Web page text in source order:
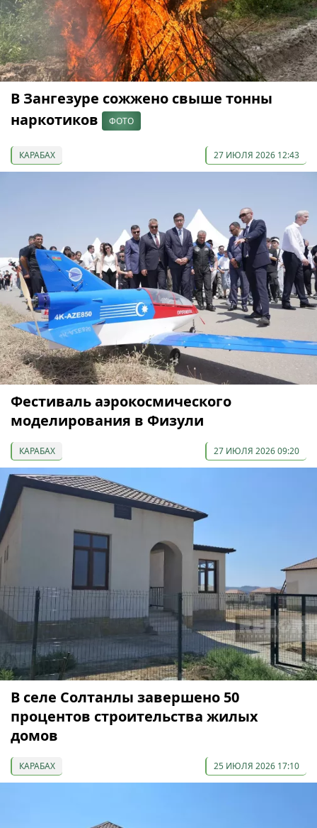
В Зангезуре сожжено свыше тонны
наркотиков
ФОТО
КАРАБАХ 27 ИЮЛЯ 2026 12:43
Фестиваль аэрокосмического
моделирования в Физули
КАРАБАХ 27 ИЮЛЯ 2026 09:20
В селе Солтанлы завершено 50
процентов строительства жилых
домов
КАРАБАХ 25 ИЮЛЯ 2026 17:10